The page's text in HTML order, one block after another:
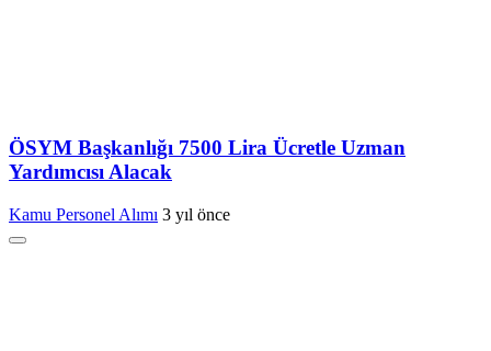
ÖSYM Başkanlığı 7500 Lira Ücretle Uzman
Yardımcısı Alacak
Kamu Personel Alımı 3 yıl önce